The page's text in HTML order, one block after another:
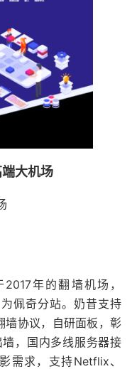
大机场
年的翻墙机场，
佩奇分站。奶昔支持
协议，自研面板，彰
，国内多线服务器接
需求，支持Netflix、